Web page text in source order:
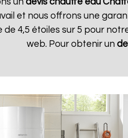
et nous offrons une
de 4,5 étoiles sur 5 pour
web. Pour obtenir un